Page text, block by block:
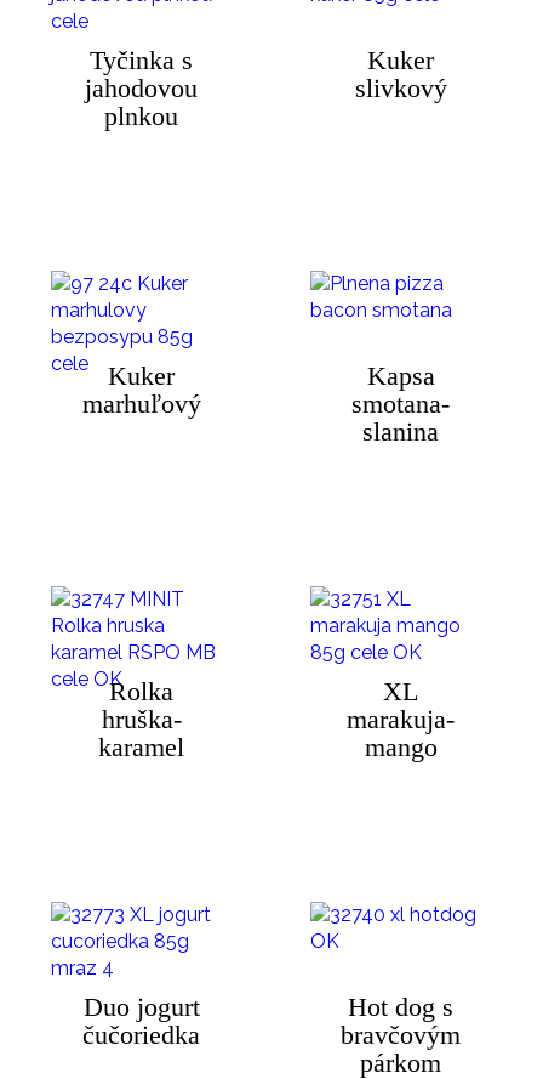
Tyčinka s
jahodovou
plnkou
Kuker
slivkový
Kuker
marhuľový
Kapsa
smotana-
slanina
Rolka
hruška-
karamel
XL
marakuja-
mango
Duo jogurt
čučoriedka
Hot dog s
bravčovým
párkom